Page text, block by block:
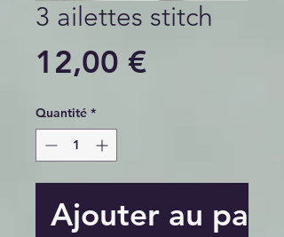
3 ailettes stitch
12,00 €Prix
Quantité *
Ajouter au